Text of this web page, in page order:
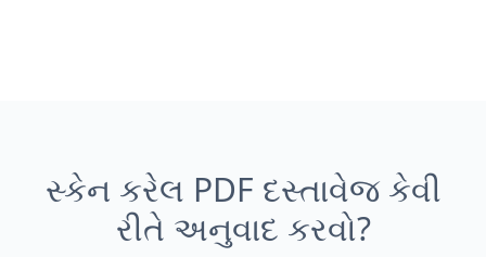
સ્કેન કરેલ PDF દસ્તાવેજ કેવી
રીતે અનુવાદ કરવો?